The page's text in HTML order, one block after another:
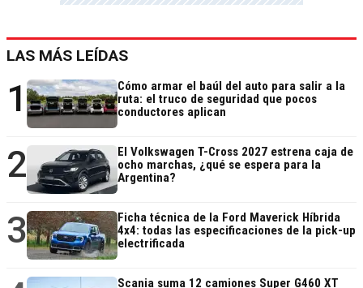
LAS MÁS LEÍDAS
1
Cómo armar el baúl del auto para salir a la
ruta: el truco de seguridad que pocos
conductores aplican
2
El Volkswagen T-Cross 2027 estrena caja de
ocho marchas, ¿qué se espera para la
Argentina?
3
Ficha técnica de la Ford Maverick Híbrida
4x4: todas las especificaciones de la pick-up
electrificada
Scania suma 12 camiones Super G460 XT